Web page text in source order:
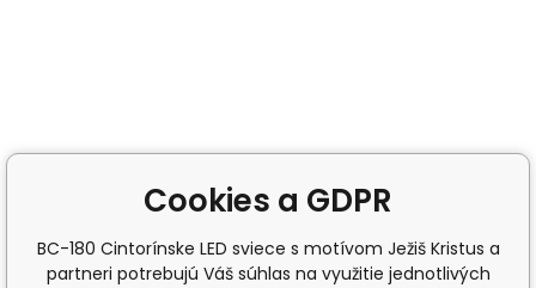
Cookies a GDPR
BC-180 Cintorínske LED sviece s motívom Ježiš Kristus a
partneri potrebujú Váš súhlas na využitie jednotlivých